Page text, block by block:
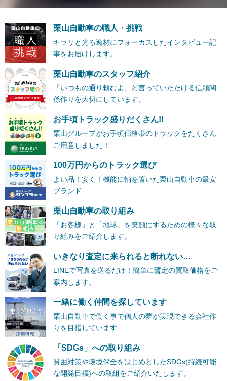
栗山自動車の職人・挑戦
キラリと光る逸材にフォーカスしたインタビュー記
事をお届けします。
栗山自動車のスタッフ紹介
「いつもの通り頼むよ」と言っていただける信頼関
係作りを大切にしています。
お手頃トラック盛りだくさん!!
栗山グループがお手頃価格帯のトラックをたくさん
ご用意しました！
100万円からのトラック選び
よい品！安く！機能に軸を置いた栗山自動車の最安
ブランド
栗山自動車の取り組み
「お客様」と「地球」を笑顔にするための様々な取
り組みをご紹介します。
いきなり査定に来られると断れない…
LINEで写真を送るだけ！簡単に暫定の買取価格をご
案内します。
一緒に働く仲間を探しています
栗山自動車で働く事で個人の夢が実現できる会社作
りを目指しています
「SDGs」への取り組み
貧困対策や環境保全をはじめとしたSDGs(持続可能
な開発目標)への取組をご紹介いたします。